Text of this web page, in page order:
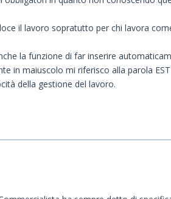
il lavoro sopratutto per chi lavora
la funzione di far inserire
in maiuscolo mi riferisco alla parola
della gestione del lavoro.